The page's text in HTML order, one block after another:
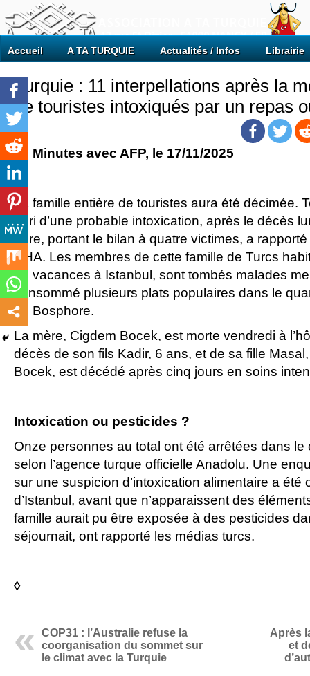
Accueil A TA TURQUIE Actualités / Infos Librairie
Turquie : 11 interpellations après la
de touristes intoxiqués par un repas
20 Minutes avec AFP, le 17/11/2025
La famille entière de touristes aura été décimée.
péri d’une probable intoxication, après le décès
père, portant le bilan à quatre victimes, a
DHA. Les membres de cette famille de Turcs
en vacances à Istanbul, sont tombés malades
consommé plusieurs plats populaires dans le
du Bosphore.
La mère, Cigdem Bocek, est morte vendredi à
décès de son fils Kadir, 6 ans, et de sa fille
Bocek, est décédé après cinq jours en soins
Intoxication ou pesticides ?
Onze personnes au total ont été arrêtées dans le
selon l’agence turque officielle Anadolu. Une
sur une suspicion d’intoxication alimentaire a été
d’Istanbul, avant que n’apparaissent des
famille aurait pu être exposée à des pesticides
séjournait, ont rapporté les médias turcs.
◊
COP31 : l’Australie refuse la
coorganisation du sommet sur
le climat avec la Turquie
Après
et